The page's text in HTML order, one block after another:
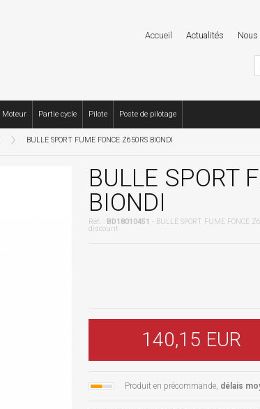
Moteur Partie cycle Pilote Poste de pilotage
Accueil Actualités Nous
BULLE SPORT FUME FONCE Z650RS BIONDI
BULLE SPORT
BIONDI
Réf. : BD18010451 - BULLE SPORT FUME FONCE
discount
140,15 EUR
Produit en précommande, délais